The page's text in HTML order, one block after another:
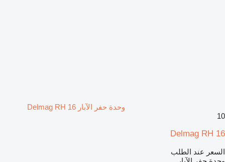
وحدة حفر الآبار Delmag RH 16
10
Delmag RH 16
السعر عند الطلب